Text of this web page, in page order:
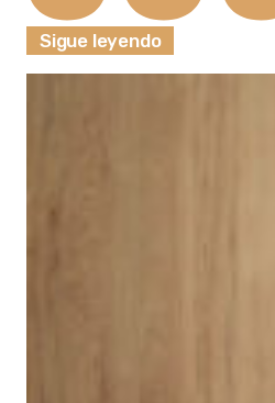
Sigue leyendo